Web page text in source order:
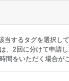
当するタグを選択し
、2回に分けて申請
間をいただく場合が